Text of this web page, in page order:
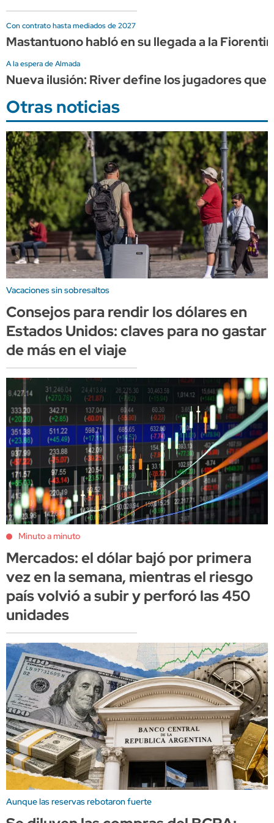
Con contrato hasta mediados de 2027
Mastantuono habló en su llegada a la
A la espera de Almada
Nueva ilusión: River define los jugadores que
Otras noticias
Vacaciones sin sobresaltos
Consejos para rendir los dólares en
Estados Unidos: claves para no gastar
de más en el viaje
Minuto a minuto
Mercados: el dólar bajó por primera
vez en la semana, mientras el riesgo
país volvió a subir y perforó las 450
unidades
Aunque las reservas rebotaron fuerte